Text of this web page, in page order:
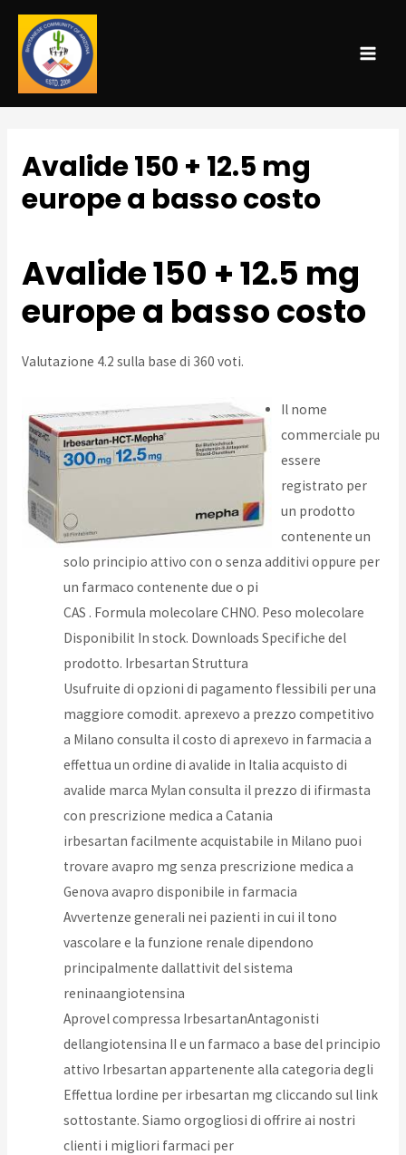
Avalide 150 + 12.5 mg
europe a basso costo
Avalide 150 + 12.5 mg
europe a basso costo
Valutazione 4.2 sulla base di 360 voti.
Il nome
commerciale pu
essere
registrato per
un prodotto
contenente un
solo principio attivo con o senza additivi oppure per
un farmaco contenente due o pi
CAS . Formula molecolare CHNO. Peso molecolare
Disponibilit In stock. Downloads Specifiche del
prodotto. Irbesartan Struttura
Usufruite di opzioni di pagamento flessibili per una
maggiore comodit. aprexevo a prezzo competitivo
a Milano consulta il costo di aprexevo in farmacia a
effettua un ordine di avalide in Italia acquisto di
avalide marca Mylan consulta il prezzo di ifirmasta
con prescrizione medica a Catania
irbesartan facilmente acquistabile in Milano puoi
trovare avapro mg senza prescrizione medica a
Genova avapro disponibile in farmacia
Avvertenze generali nei pazienti in cui il tono
vascolare e la funzione renale dipendono
principalmente dallattivit del sistema
reninaangiotensina
Aprovel compressa IrbesartanAntagonisti
dellangiotensina II e un farmaco a base del principio
attivo Irbesartan appartenente alla categoria degli
Effettua lordine per irbesartan mg cliccando sul link
sottostante. Siamo orgogliosi di offrire ai nostri
clienti i migliori farmaci per